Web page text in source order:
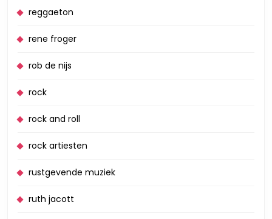
reggaeton
rene froger
rob de nijs
rock
rock and roll
rock artiesten
rustgevende muziek
ruth jacott